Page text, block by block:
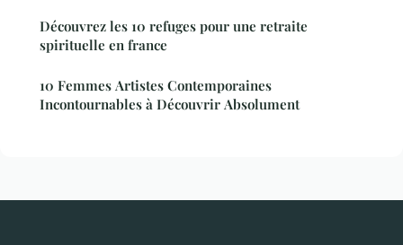
Découvrez les 10 refuges pour une retraite
spirituelle en france
10 Femmes Artistes Contemporaines
Incontournables à Découvrir Absolument